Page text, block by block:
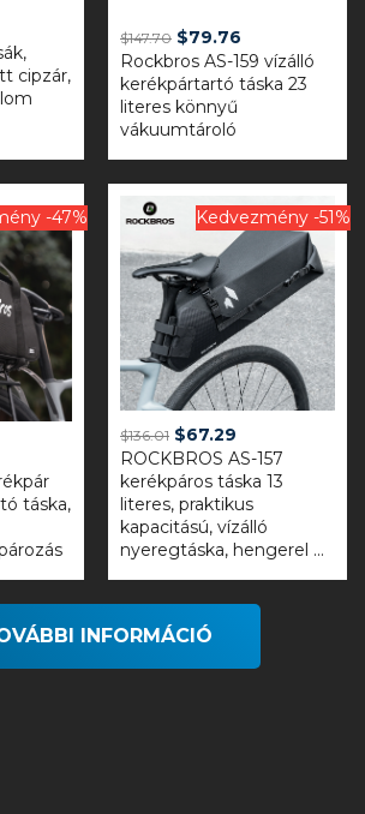
cipzár,
$147.70 Original
price
was:
$147.70.
$79.76
price
is:
Rockbros AS-159 vízálló
kerékpártartó táska 23
literes könnyű
vákuumtároló
-47%
táska,
Kedvezmény -51%
$136.01 Original
price
was:
$136.01.
$67.29
price
is:
$67.29.
ROCKBROS AS-157
kerékpáros táska 13
literes, praktikus
kapacitású, vízálló
nyeregtáska, hengerel ...
INFORMÁCIÓ